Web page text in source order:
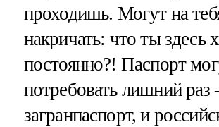
проходишь. Могут на
накричать: что ты здесь
постоянно?! Паспорт
потребовать лишний раз
загранпаспорт, и